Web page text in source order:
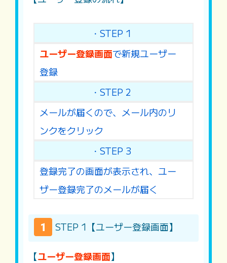
・STEP 1
ユーザー登録画面で新規ユーザー
登録
・STEP 2
メールが届くので、メール内のリ
ンクをクリック
・STEP 3
登録完了の画面が表示され、ユー
ザー登録完了のメールが届く
STEP 1【ユーザー登録画面】
【ユーザー登録画面】